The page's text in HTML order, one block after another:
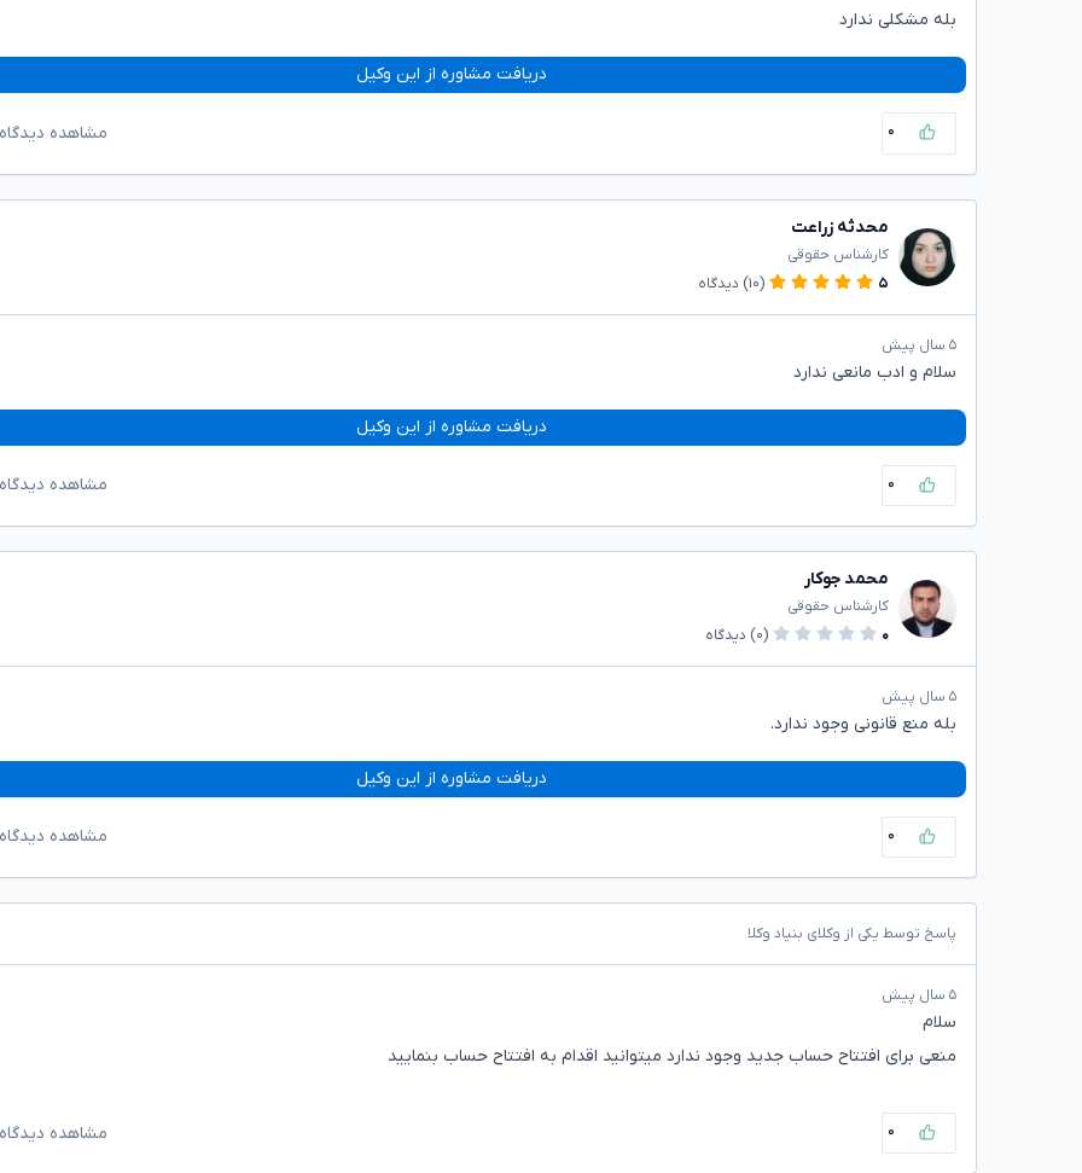
بله مشکلی ندارد
دریافت مشاوره از این وکیل
۰ مشاهده
محدثه زراعت
کارشناس حقوقی
۵
(۱۰) دیدگاه
۵ سال پیش
سلام و ادب مانعی ندارد
دریافت مشاوره از این وکیل
۰ مشاهده
محمد جوکار
کارشناس حقوقی
۰
(۰) دیدگاه
۵ سال پیش
بله منع قانونی وجود ندارد.
دریافت مشاوره از این وکیل
۰ مشاهده
پاسخ توسط یکی از وکلای بنیاد وکلا
۵ سال پیش
سلام
منعی برای افتتاح حساب جدید وجود ندارد میتوانید اقدام به افتتاح حساب بنمایید
۰ مشاهده